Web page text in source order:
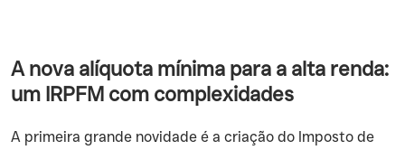
A nova alíquota mínima para a alta renda:
um IRPFM com complexidades
A primeira grande novidade é a criação do Imposto de